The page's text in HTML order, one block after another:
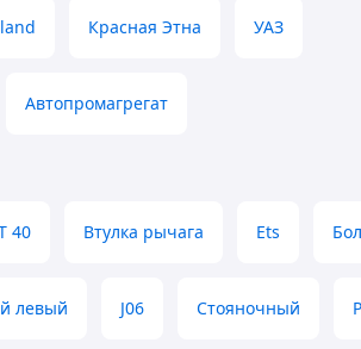
Красная Этна УАЗ
Автопромагрегат
40 Втулка рычага Ets
левый J06 Стояночный